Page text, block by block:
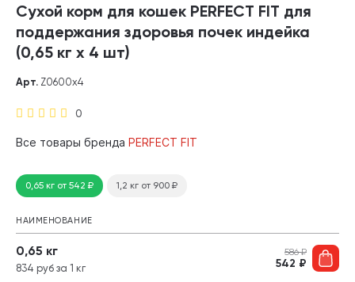
Сухой корм для кошек PERFECT FIT для
поддержания здоровья почек индейка
(0,65 кг х 4 шт)
0
Арт. Z0600х4
Все товары бренда PERFECT FIT
0,65 кг от 542₽ 1,2 кг от 900 ₽
НАИМЕНОВАНИЕ
0,65 кг
834 руб за 1 кг
586₽
542 ₽